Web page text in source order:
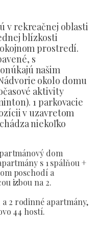
v rekreačnej oblasti
blízkosti
prostredí.
s
našim
okolo domu
aktivity
1 parkovacie
v uzavretom
niekoľko
dom
s 1 spálňou +
poschodí a
izbou na 2.
2 rodinné apartmány,
44 hostí.